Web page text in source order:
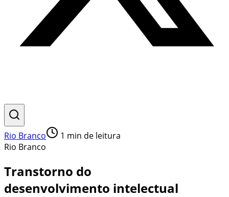
Rio Branco 1 min de leitura
Rio Branco
Transtorno do
desenvolvimento intelectual